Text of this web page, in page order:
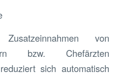
von
bzw. Chefärzten
sich automatisch